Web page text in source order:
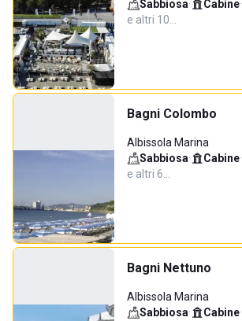
Sabbiosa· Cabine·
e altri 10…
Bagni Colombo
Albissola Marina
Sabbiosa· Cabine·
e altri 6…
Bagni Nettuno
Albissola Marina
Sabbiosa· Cabine·